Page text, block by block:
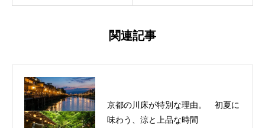
関連記事
京都の川床が特別な理由。 初夏に
味わう、涼と上品な時間